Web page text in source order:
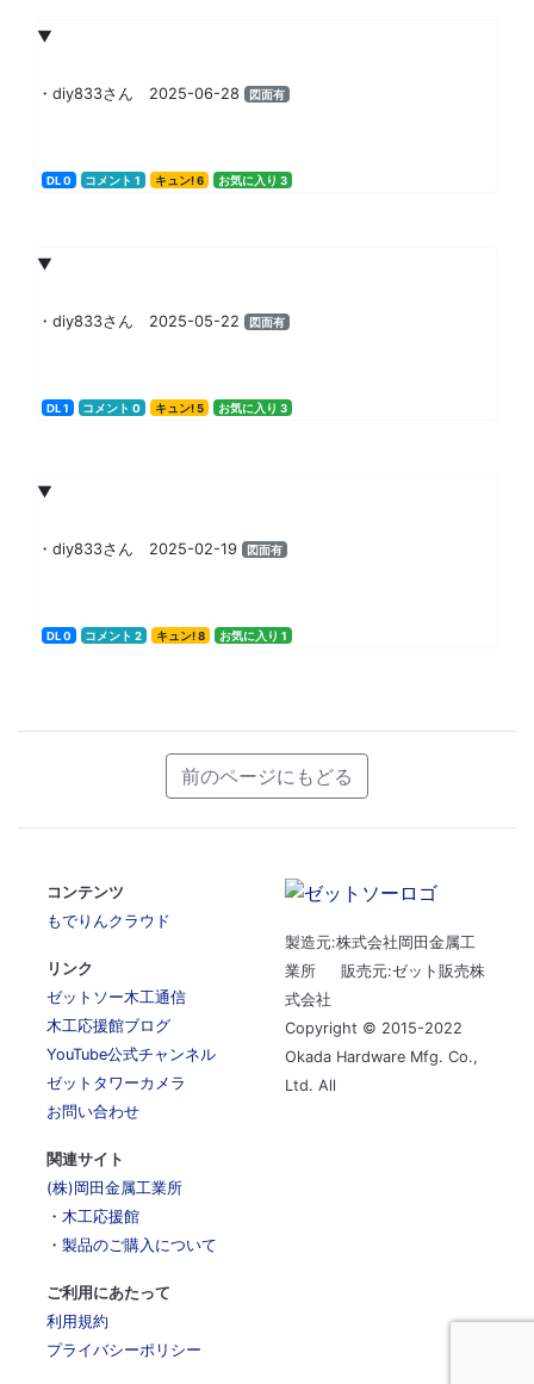
▼
・diy833さん 2025-06-28 図面有
DL 0 コメント 1 キュン! 6 お気に入り 3
▼
・diy833さん 2025-05-22 図面有
DL 1 コメント 0 キュン! 5 お気に入り 3
▼
・diy833さん 2025-02-19 図面有
DL 0 コメント 2 キュン! 8 お気に入り 1
前のページにもどる
コンテンツ
もでりんクラウド
リンク
ゼットソー木工通信
木工応援館ブログ
YouTube公式チャンネル
ゼットタワーカメラ
お問い合わせ
関連サイト
(株)岡田金属工業所
・木工応援館
・製品のご購入について
ご利用にあたって
利用規約
プライバシーポリシー
製造元:株式会社岡田金属工
業所 販売元:ゼット販売株
式会社
Copyright © 2015-2022
Okada Hardware Mfg. Co.,
Ltd. All